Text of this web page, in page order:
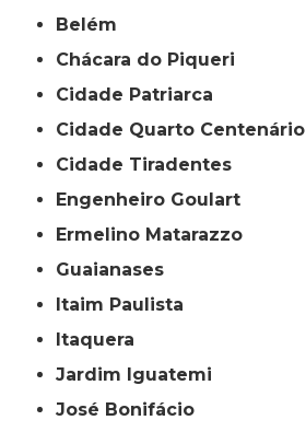
Belém
Chácara do Piqueri
Cidade Patriarca
Cidade Quarto Centenário
Cidade Tiradentes
Engenheiro Goulart
Ermelino Matarazzo
Guaianases
Itaim Paulista
Itaquera
Jardim Iguatemi
José Bonifácio